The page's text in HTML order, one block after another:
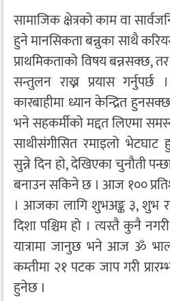
सामाजिक क्षेत्रको काम वा
हुने मानसिकता बन्नुका साथै
प्राथमिकताको विषय बन्नसक्छ,
सन्तुलन राख्न प्रयास
कारबाहीमा ध्यान केन्द्रित
भने सहकर्मीको मद्दत लिएमा
साथीसंगीसित रमाइलो
सुन्ने दिन हो, देखिएका चुनौती
बनाउन सकिने छ । आज १००
। आजका लागि शुभअङ्क ३, शुभ
दिशा पश्चिम हो । त्यस्तै कुनै
यात्रामा जानुछ भने आज ॐ
कम्तीमा २१ पटक जाप गरी
हुनेछ ।